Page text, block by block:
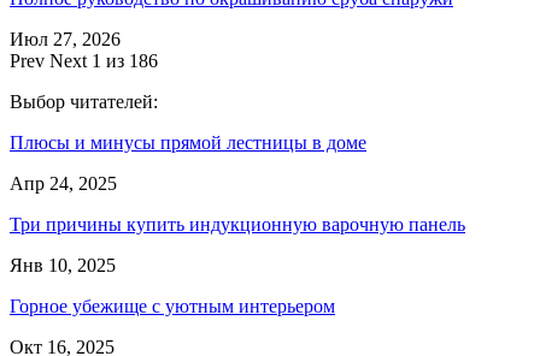
Июл 27, 2026
Prev Next 1 из 186
Выбор читателей:
Плюсы и минусы прямой лестницы в доме
Апр 24, 2025
Три причины купить индукционную варочную панель
Янв 10, 2025
Горное убежище с уютным интерьером
Окт 16, 2025